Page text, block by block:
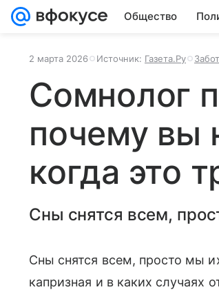
Общество
2 марта 2026 Источник: Газета.Ру
Сомнолог
почему вы
когда это
Сны снятся всем,
Сны снятся всем, просто мы
капризная и в каких случаях